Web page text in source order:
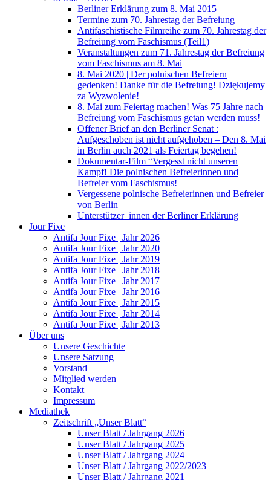
Berliner Erklärung zum 8. Mai 2015
Termine zum 70. Jahrestag der Befreiung
Antifaschistische Filmreihe zum 70. Jahrestag der
Befreiung vom Faschismus (Teil1)
Veranstaltungen zum 71. Jahrestag der Befreiung
vom Faschismus am 8. Mai
8. Mai 2020 | Der polnischen Befreiern
gedenken! Danke für die Befreiung! Dziękujemy
za Wyzwolenie!
8. Mai zum Feiertag machen! Was 75 Jahre nach
Befreiung vom Faschismus getan werden muss!
Offener Brief an den Berliner Senat :
Aufgeschoben ist nicht aufgehoben – Den 8. Mai
in Berlin auch 2021 als Feiertag begehen!
Dokumentar-Film “Vergesst nicht unseren
Kampf! Die polnischen Befreierinnen und
Befreier vom Faschismus!
Vergessene polnische Befreierinnen und Befreier
von Berlin
Unterstützer_innen der Berliner Erklärung
Jour Fixe
Antifa Jour Fixe | Jahr 2026
Antifa Jour Fixe | Jahr 2020
Antifa Jour Fixe | Jahr 2019
Antifa Jour Fixe | Jahr 2018
Antifa Jour Fixe | Jahr 2017
Antifa Jour Fixe | Jahr 2016
Antifa Jour Fixe | Jahr 2015
Antifa Jour Fixe | Jahr 2014
Antifa Jour Fixe | Jahr 2013
Über uns
Unsere Geschichte
Unsere Satzung
Vorstand
Mitglied werden
Kontakt
Impressum
Mediathek
Zeitschrift „Unser Blatt“
Unser Blatt / Jahrgang 2026
Unser Blatt / Jahrgang 2025
Unser Blatt / Jahrgang 2024
Unser Blatt / Jahrgang 2022/2023
Unser Blatt / Jahrgang 2021